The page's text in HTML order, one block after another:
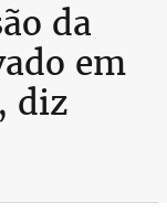
da
em
diz